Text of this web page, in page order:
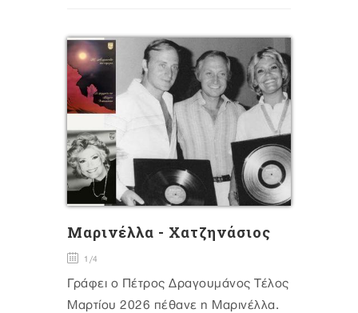
Μαρινέλλα - Χατζηνάσιος
1/4
Γράφει ο Πέτρος Δραγουμάνος Τέλος
Μαρτίου 2026 πέθανε η Μαρινέλλα.